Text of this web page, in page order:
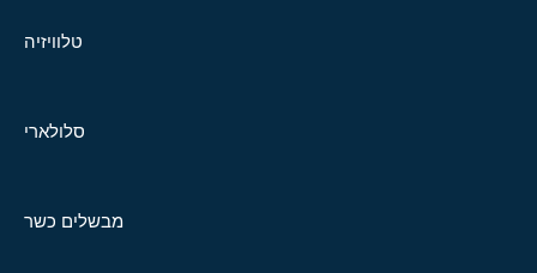
טלוויזיה
סלולארי
מבשלים כשר